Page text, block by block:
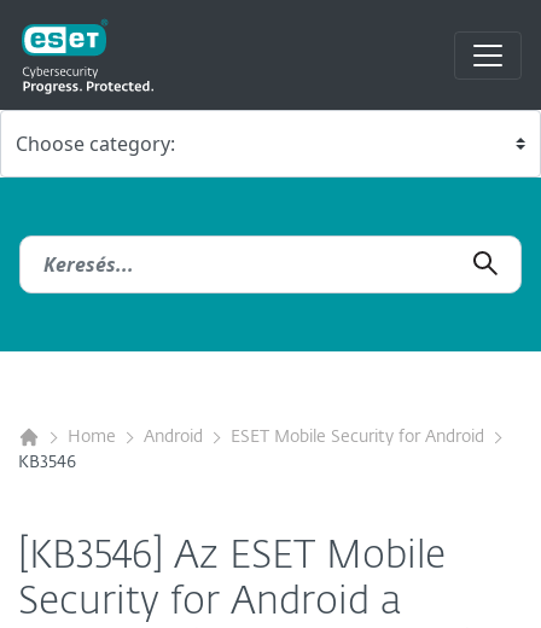
Home Android
ESET Mobile Security for Android
KB3546
[KB3546] Az ESET Mobile
Security for Android a